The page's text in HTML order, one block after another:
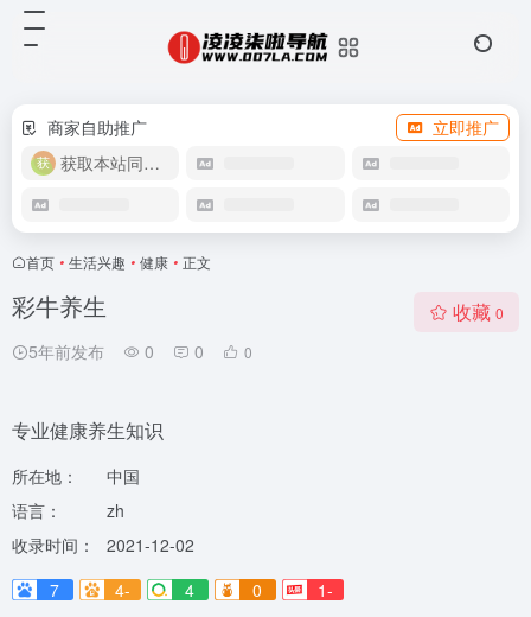
商家自助推广
立即推广
获取本站同款主题
首页 • 生活兴趣 • 健康 • 正文
彩牛养生
5年前发布 0 0 0
收藏 0
专业健康养生知识
所在地：
中国
语言：
zh
收录时间：
2021-12-02
7
4- 4 0 1-